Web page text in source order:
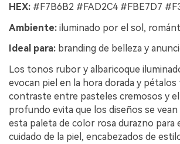
HEX: #F7B6B2 #FAD2C4 #FBE7D7
Ambiente: iluminado por el sol,
Ideal para: branding de belleza y
Los tonos rubor y albaricoque
evocan piel en la hora dorada y pétalos
contraste entre pasteles cremosos y el
profundo evita que los diseños se vean
esta paleta de color rosa durazno para
cuidado de la piel, encabezados de